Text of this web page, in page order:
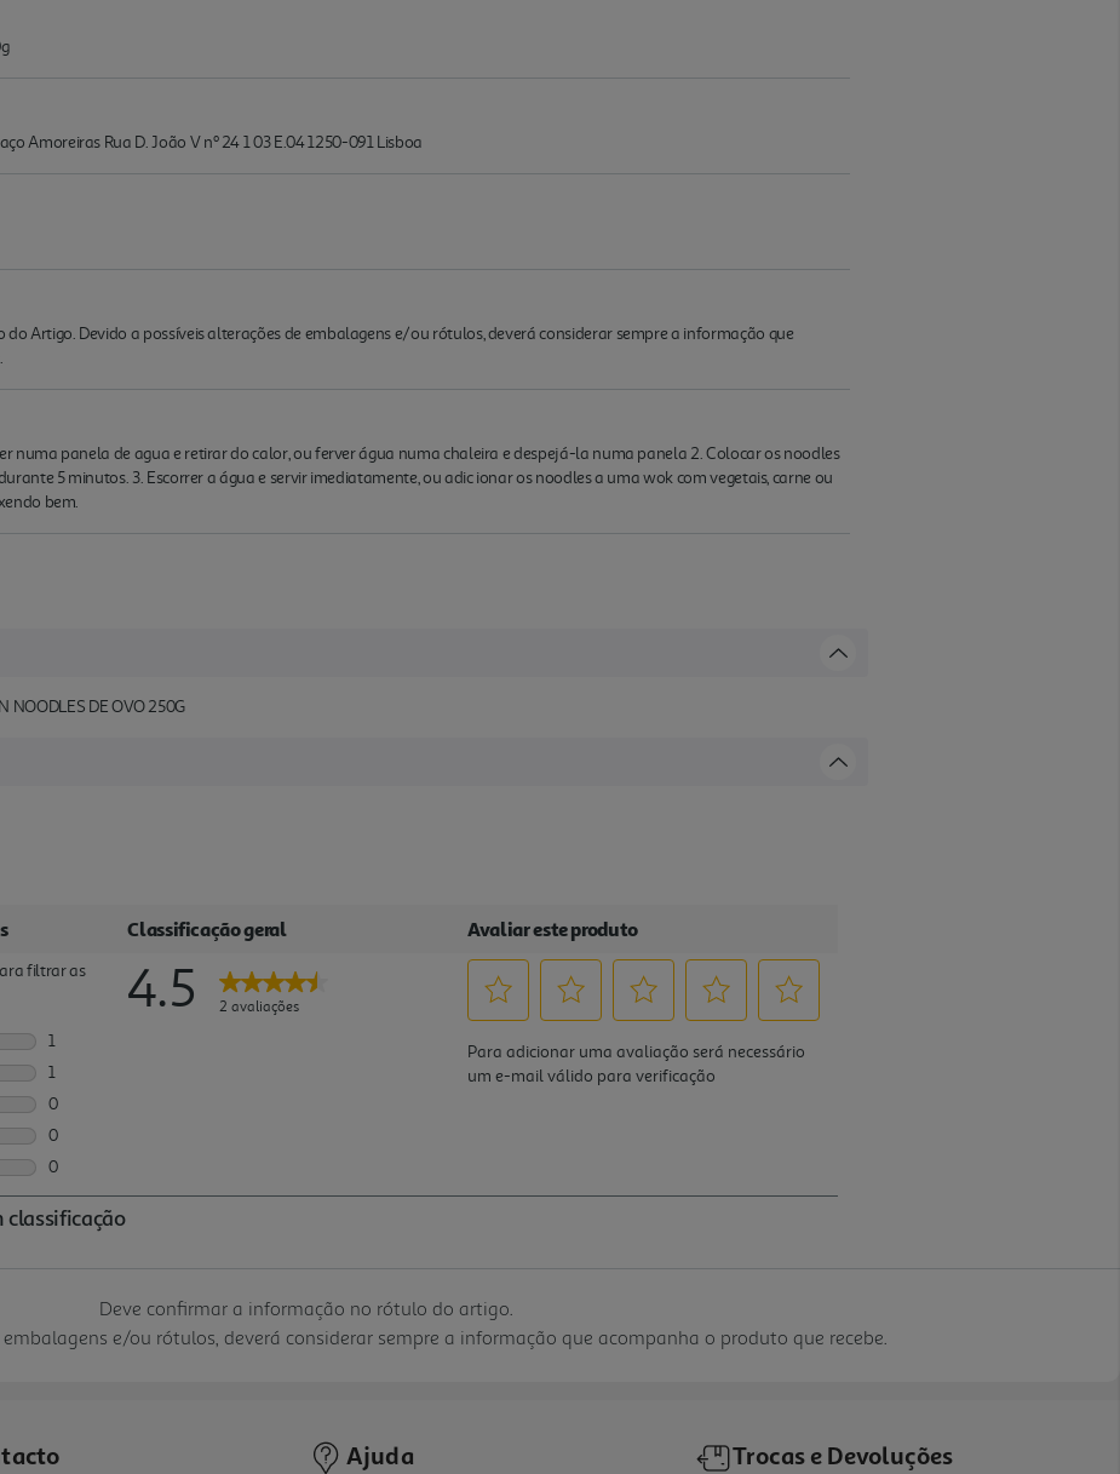
Amoreiras Rua D. João V nº 24 1 03 E.04 1250-091 Lisboa
Artigo. Devido a possíveis alterações de embalagens e/ou rótulos, deverá considerar sempre a informação que
numa panela de agua e retirar do calor, ou ferver água numa chaleira e despejá-la numa panela 2. Colocar os noodles
5 minutos. 3. Escorrer a água e servir imediatamente, ou adic ionar os noodles a uma wok com vegetais, carne ou
bem.
NOODLES DE OVO 250G
Deve confirmar a informação no rótulo do artigo.
e/ou rótulos, deverá considerar sempre a informação que acompanha o produto que recebe.
Ajuda Trocas e Devoluções